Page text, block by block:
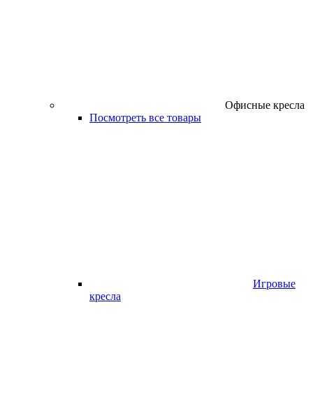
Офисные кресла
Посмотреть все товары
Игровые
кресла